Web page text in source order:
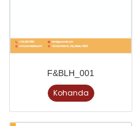
F&BLH_001
Kohanda